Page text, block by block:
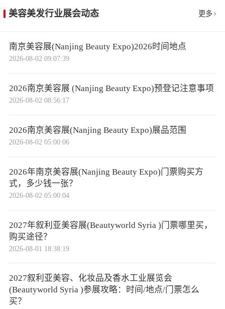
巨大，吸引了全球企业寻求制造、分销和包装供应
方面的合作伙伴关系。台中市化妆品公会表示，此
推动国际参展工作的肯定，未来将持续扮演台湾美
moBeaute Vietnam作为东南亚地区最具影响力的美
容专业展会，已成为全球美妆企业展示产品、对接
美容美发行业展会动态 更多
南京美容展(Nanjing Beauty Expo)2026时间地点
2026-08-02 09:07:39
2026南京美容展 (Nanjing Beauty Expo)预登记注意事项
2026-08-02 08:56:17
2026南京美容展(Nanjing Beauty Expo)展品范围
2026-08-02 05:00:06
2026年南京美容展(Nanjing Beauty Expo)门票购买方
式，多少钱一张？
2026-08-02 05:00:04
2027年叙利亚美容展(Beautyworld Syria )门票哪里买，
购买途径？
2026-08-01 18:38:19
2027叙利亚美容、化妆品及香水工业展览会
(Beautyworld Syria )参展攻略：时间/地点/门票怎么
买？